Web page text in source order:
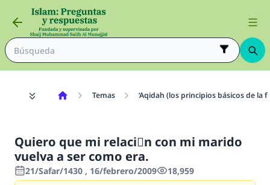
Temas ‘Aqidah (los principios básicos de la
Quiero que mi relaciَn con mi marido
vuelva a ser como era.
21/Safar/1430 , 16/febrero/2009 18,959